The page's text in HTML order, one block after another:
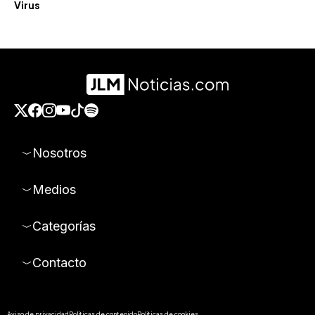
Virus
Nosotros
Medios
Categorías
Contacto